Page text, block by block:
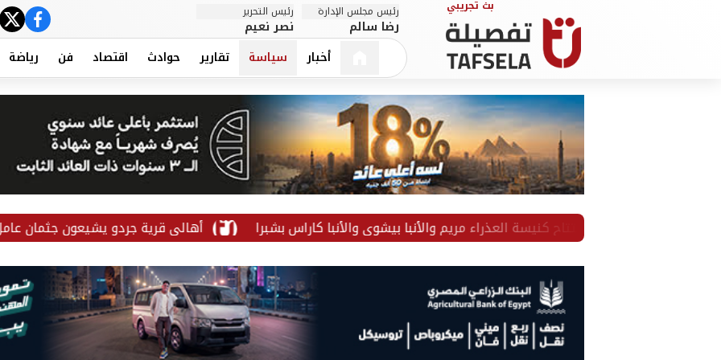
رئيس مجلس الإدارة
رضا سالم
رئيس التحرير
نصر نعيم
أخبار سياسة تقارير حوادث اقتصاد فن رياضة
أهالي قرية جردو يشيعون جثمان عامل